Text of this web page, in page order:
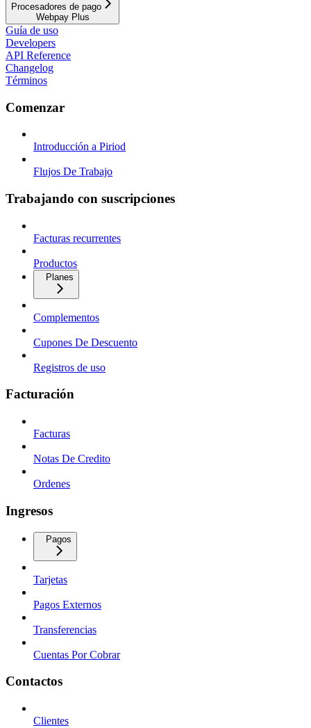
Procesadores de pago
Webpay Plus
Guía de uso
Developers
API Reference
Changelog
Términos
Comenzar
Introducción a Piriod
Flujos De Trabajo
Trabajando con suscripciones
Facturas recurrentes
Productos
Planes
Complementos
Cupones De Descuento
Registros de uso
Facturación
Facturas
Notas De Credito
Ordenes
Ingresos
Pagos
Tarjetas
Pagos Externos
Transferencias
Cuentas Por Cobrar
Contactos
Clientes